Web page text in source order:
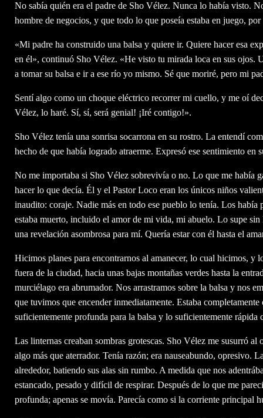
No sabía quién era el padre de Sho Vélez. Nunca lo había visto.
hombre de negocios, y que todo lo que poseía estaba en juego,
«Mi padre ha construido una balsa y quiere ir. Quiere hacer esa
en él», continuó Sho Vélez. «He visto tu mirada loca en sus ojos.
a tomar su balsa e ir a ese río yo mismo. Sé que moriré, pero mi
Sentí algo como un choque eléctrico recorrer mi cuello, y me oí
Vélez, lo haré. Sí, sí, será genial! ¡Iré contigo!».
Sho Vélez tenía una sonrisa socarrona en su rostro. La entendí
hecho de que había logrado atraerme. Expresó ese sentimiento
No me importaba si Sho Vélez sobrevivía o no. Lo que me había
hacer lo que decía. Él y el Pastor Loco eran los únicos niños
inaudito: coraje. Nadie más en todo ese pueblo lo tenía. Los había
estaba muerto, incluido el amor de mi vida, mi abuelo. Lo supe
una revelación asombrosa para mí. Quería estar con él hasta el
Hicimos planes para encontrarnos al amanecer, lo cual hicimos, y
fuera de la ciudad, hacia unas bajas montañas verdes hasta la
murciélago era abrumador. Nos arrastramos sobre la balsa y nos
que tuvimos que encender inmediatamente. Estaba
suficientemente profunda para la balsa y lo suficientemente rápida
Las linternas creaban sombras grotescas. Sho Vélez me susurró
algo más que aterrador. Tenía razón; era nauseabundo, opresivo.
alrededor, batiendo sus alas sin rumbo. A medida que nos
estancado, pesado y difícil de respirar. Después de lo que me
profunda; apenas se movía. Parecía como si la corriente principal